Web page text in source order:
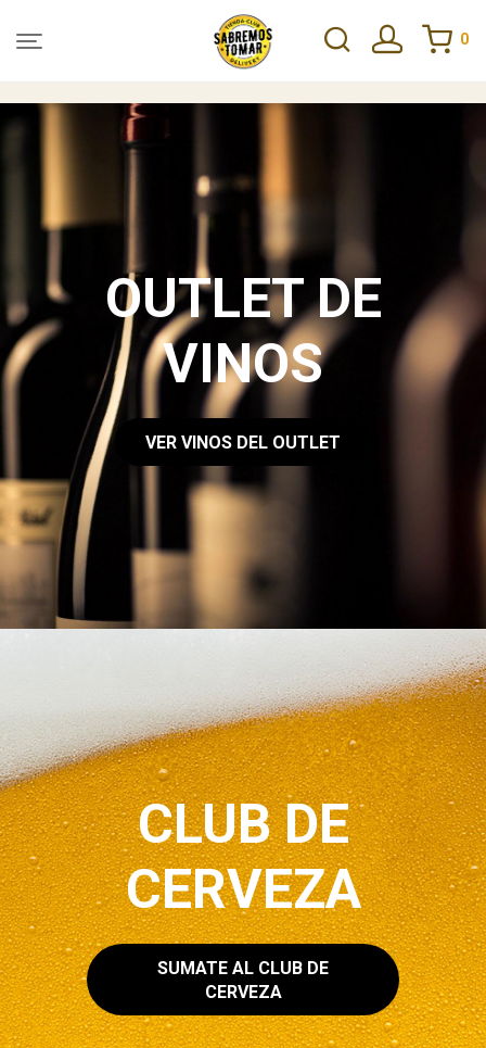
0
OUTLET DE
VINOS
VER VINOS DEL OUTLET
CLUB DE
CERVEZA
SUMATE AL CLUB DE
CERVEZA